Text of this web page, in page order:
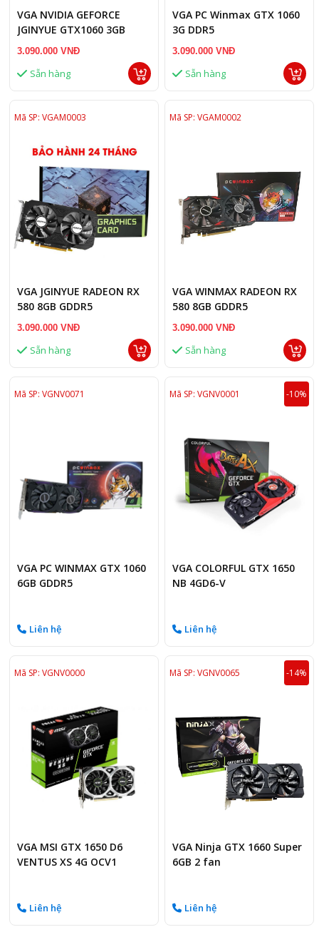
VGA NVIDIA GEFORCE
JGINYUE GTX1060 3GB
DDR5 2 Fan
3.090.000 VNĐ
Sẵn hàng
VGA PC Winmax GTX 1060
3G DDR5
3.090.000 VNĐ
Sẵn hàng
Mã SP: VGAM0003
VGA JGINYUE RADEON RX
580 8GB GDDR5
3.090.000 VNĐ
Sẵn hàng
Mã SP: VGAM0002
VGA WINMAX RADEON RX
580 8GB GDDR5
3.090.000 VNĐ
Sẵn hàng
Mã SP: VGNV0071
VGA PC WINMAX GTX 1060
6GB GDDR5
Liên hệ
Mã SP: VGNV0001 -10%
VGA COLORFUL GTX 1650
NB 4GD6-V
Liên hệ
Mã SP: VGNV0000
VGA MSI GTX 1650 D6
VENTUS XS 4G OCV1
Liên hệ
Mã SP: VGNV0065 -14%
VGA Ninja GTX 1660 Super
6GB 2 fan
Liên hệ